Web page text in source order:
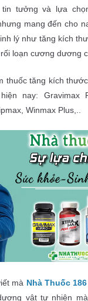
tin tưởng và lựa
mang đến cho
lý như tăng kích
loạn cương dương
thuốc tăng kích
nay: Gravimax
Winmax Plus,..
mà Nhà Thuốc 186
vật tự nhiên